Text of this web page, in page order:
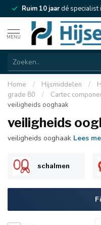
Ruim 10 jaardé specialist
MENU
Home / Hijsmiddelen /
grade 80
/ Cartec
veiligheids ooghaak
veiligheids
veiligheids ooghaak Lees
schalmen